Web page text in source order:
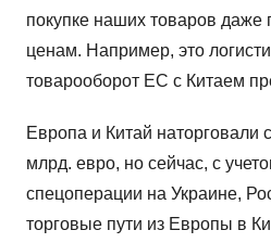
покупке наших товаров даже
ценам. Например, это
товарооборот ЕС с Китаем
Европа и Китай наторговали
млрд. евро, но сейчас, с
спецоперации на Украине,
торговые пути из Европы в